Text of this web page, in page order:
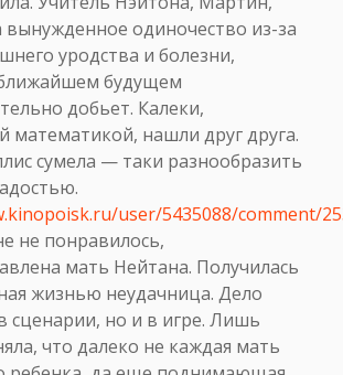
вынужденное одиночество из-за
уродства и болезни,
будущем
добьет. Калеки,
математикой, нашли друг друга.
сумела — таки разнообразить
user/5435088/comment/
не понравилось,
мать Нейтана. Получилась
жизнью неудачница. Дело
сценарии, но и в игре. Лишь
что далеко не каждая мать